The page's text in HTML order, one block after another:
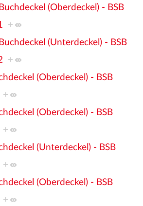
(Oberdeckel) - BSB
+
(Unterdeckel) - BSB
+
(Oberdeckel) - BSB
+
(Oberdeckel) - BSB
+
(Unterdeckel) - BSB
+
(Oberdeckel) - BSB
+